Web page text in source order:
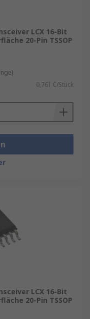
erhältlich, die
eine flexible
Transceiver
dazu bei,
reduzieren.
schnelle
zu
der
oder
tragen
LCX 16-Bit
20-Pin TSSOP
0,761 €/Stück
LCX 16-Bit
20-Pin TSSOP